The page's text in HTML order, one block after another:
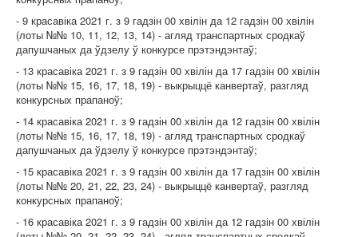
- 9 красавіка 2021 г. з 9 гадзін 00 хвілін да 12 гадзін 00 хвілін
(лоты №№ 10, 11, 12, 13, 14) - агляд транспартных сродкаў
дапушчаных да ўдзелу ў конкурсе прэтэндэнтаў;
- 13 красавіка 2021 г. з 9 гадзін 00 хвілін да 17 гадзін 00 хвілін
(лоты №№ 15, 16, 17, 18, 19) - выкрыццё канвертаў, разгляд
конкурсных прапаноў;
- 14 красавіка 2021 г. з 9 гадзін 00 хвілін да 12 гадзін 00 хвілін
(лоты №№ 15, 16, 17, 18, 19) - агляд транспартных сродкаў
дапушчаных да ўдзелу ў конкурсе прэтэндэнтаў;
- 15 красавіка 2021 г. з 9 гадзін 00 хвілін да 17 гадзін 00 хвілін
(лоты №№ 20, 21, 22, 23, 24) - выкрыццё канвертаў, разгляд
конкурсных прапаноў;
- 16 красавіка 2021 г. з 9 гадзін 00 хвілін да 12 гадзін 00 хвілін